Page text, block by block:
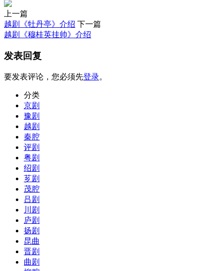
上一篇
越剧《牡丹亭》介绍 下一篇
越剧《穆桂英挂帅》介绍
发表回复
要发表评论，您必须先登录。
分类
京剧
豫剧
越剧
秦腔
评剧
粤剧
绍剧
芗剧
茂腔
吕剧
川剧
庐剧
扬剧
昆曲
晋剧
曲剧